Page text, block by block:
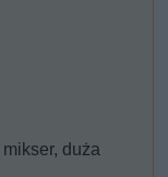
duża